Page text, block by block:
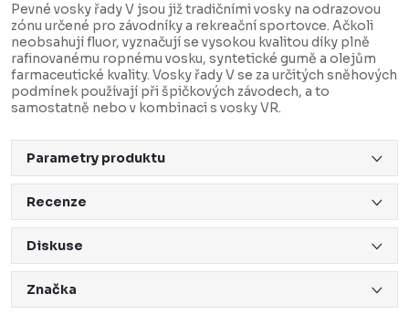
Pevné vosky řady V jsou již tradičními vosky na odrazovou
zónu určené pro závodníky a rekreační sportovce. Ačkoli
neobsahují fluor, vyznačují se vysokou kvalitou díky plně
rafinovanému ropnému vosku, syntetické gumě a olejům
farmaceutické kvality. Vosky řady V se za určitých sněhových
podmínek používají při špičkových závodech, a to
samostatně nebo v kombinaci s vosky VR.
Parametry produktu
Recenze
Diskuse
Značka